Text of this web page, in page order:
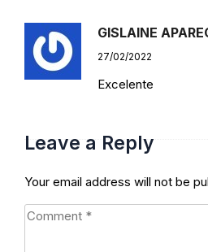
GISLAINE
27/02/2022
Excelente
Leave a Reply
Your email address will not be